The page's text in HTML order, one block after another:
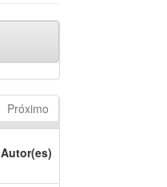
Próximo
Autor(es)